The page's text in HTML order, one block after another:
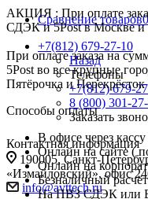
Сравнение товаров0
+7(812) 679-27-10
Назад
Телефоны
+7(812) 679-
8 (800) 301-
Заказать
Контактная информация
190005, Санкт-
«Измайловский», офис
info@avttech.ru
АКЦИЯ : При оплате
СДЭК и 5Post в Москве
При оплате заказа на
5Post во все крупные
Пятёрочка и Перекрёсток
Способы оплаты
В офисе через
Онлайн на сайте (
Онлайн на
Безналичный
На ПВЗ СДЭК или